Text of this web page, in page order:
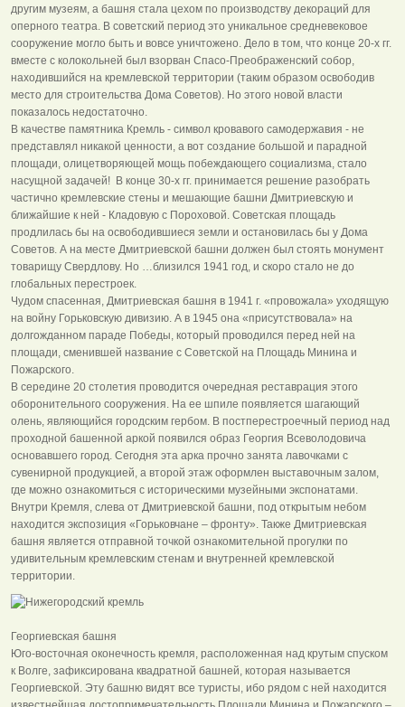
другим музеям, а башня стала цехом по производству декораций для
оперного театра. В советский период это уникальное средневековое
сооружение могло быть и вовсе уничтожено. Дело в том, что конце 20-х гг.
вместе с колокольней был взорван Спасо-Преображенский собор,
находившийся на кремлевской территории (таким образом освободив
место для строительства Дома Советов). Но этого новой власти
показалось недостаточно.
В качестве памятника Кремль - символ кровавого самодержавия - не
представлял никакой ценности, а вот создание большой и парадной
площади, олицетворяющей мощь побеждающего социализма, стало
насущной задачей! В конце 30-х гг. принимается решение разобрать
частично кремлевские стены и мешающие башни Дмитриевскую и
ближайшие к ней - Кладовую с Пороховой. Советская площадь
продлилась бы на освободившиеся земли и остановилась бы у Дома
Советов. А на месте Дмитриевской башни должен был стоять монумент
товарищу Свердлову. Но …близился 1941 год, и скоро стало не до
глобальных перестроек.
Чудом спасенная, Дмитриевская башня в 1941 г. «провожала» уходящую
на войну Горьковскую дивизию. А в 1945 она «присутствовала» на
долгожданном параде Победы, который проводился перед ней на
площади, сменившей название с Советской на Площадь Минина и
Пожарского.
В середине 20 столетия проводится очередная реставрация этого
оборонительного сооружения. На ее шпиле появляется шагающий
олень, являющийся городским гербом. В постперестроечный период над
проходной башенной аркой появился образ Георгия Всеволодовича
основавшего город. Сегодня эта арка прочно занята лавочками с
сувенирной продукцией, а второй этаж оформлен выставочным залом,
где можно ознакомиться с историческими музейными экспонатами.
Внутри Кремля, слева от Дмитриевской башни, под открытым небом
находится экспозиция «Горьковчане – фронту». Также Дмитриевская
башня является отправной точкой ознакомительной прогулки по
удивительным кремлевским стенам и внутренней кремлевской
территории.
Георгиевская башня
Юго-восточная оконечность кремля, расположенная над крутым спуском
к Волге, зафиксирована квадратной башней, которая называется
Георгиевской. Эту башню видят все туристы, ибо рядом с ней находится